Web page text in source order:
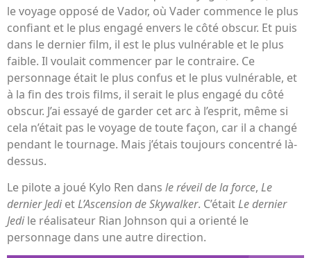
le voyage opposé de Vador, où Vader commence le plus
confiant et le plus engagé envers le côté obscur. Et puis
dans le dernier film, il est le plus vulnérable et le plus
faible. Il voulait commencer par le contraire. Ce
personnage était le plus confus et le plus vulnérable, et
à la fin des trois films, il serait le plus engagé du côté
obscur. J’ai essayé de garder cet arc à l’esprit, même si
cela n’était pas le voyage de toute façon, car il a changé
pendant le tournage. Mais j’étais toujours concentré là-
dessus.
Le pilote a joué Kylo Ren dans le réveil de la force, Le
dernier JedietL’Ascension de Skywalker. C’étaitLe dernier
Jedile réalisateur Rian Johnson qui a orienté le
personnage dans une autre direction.